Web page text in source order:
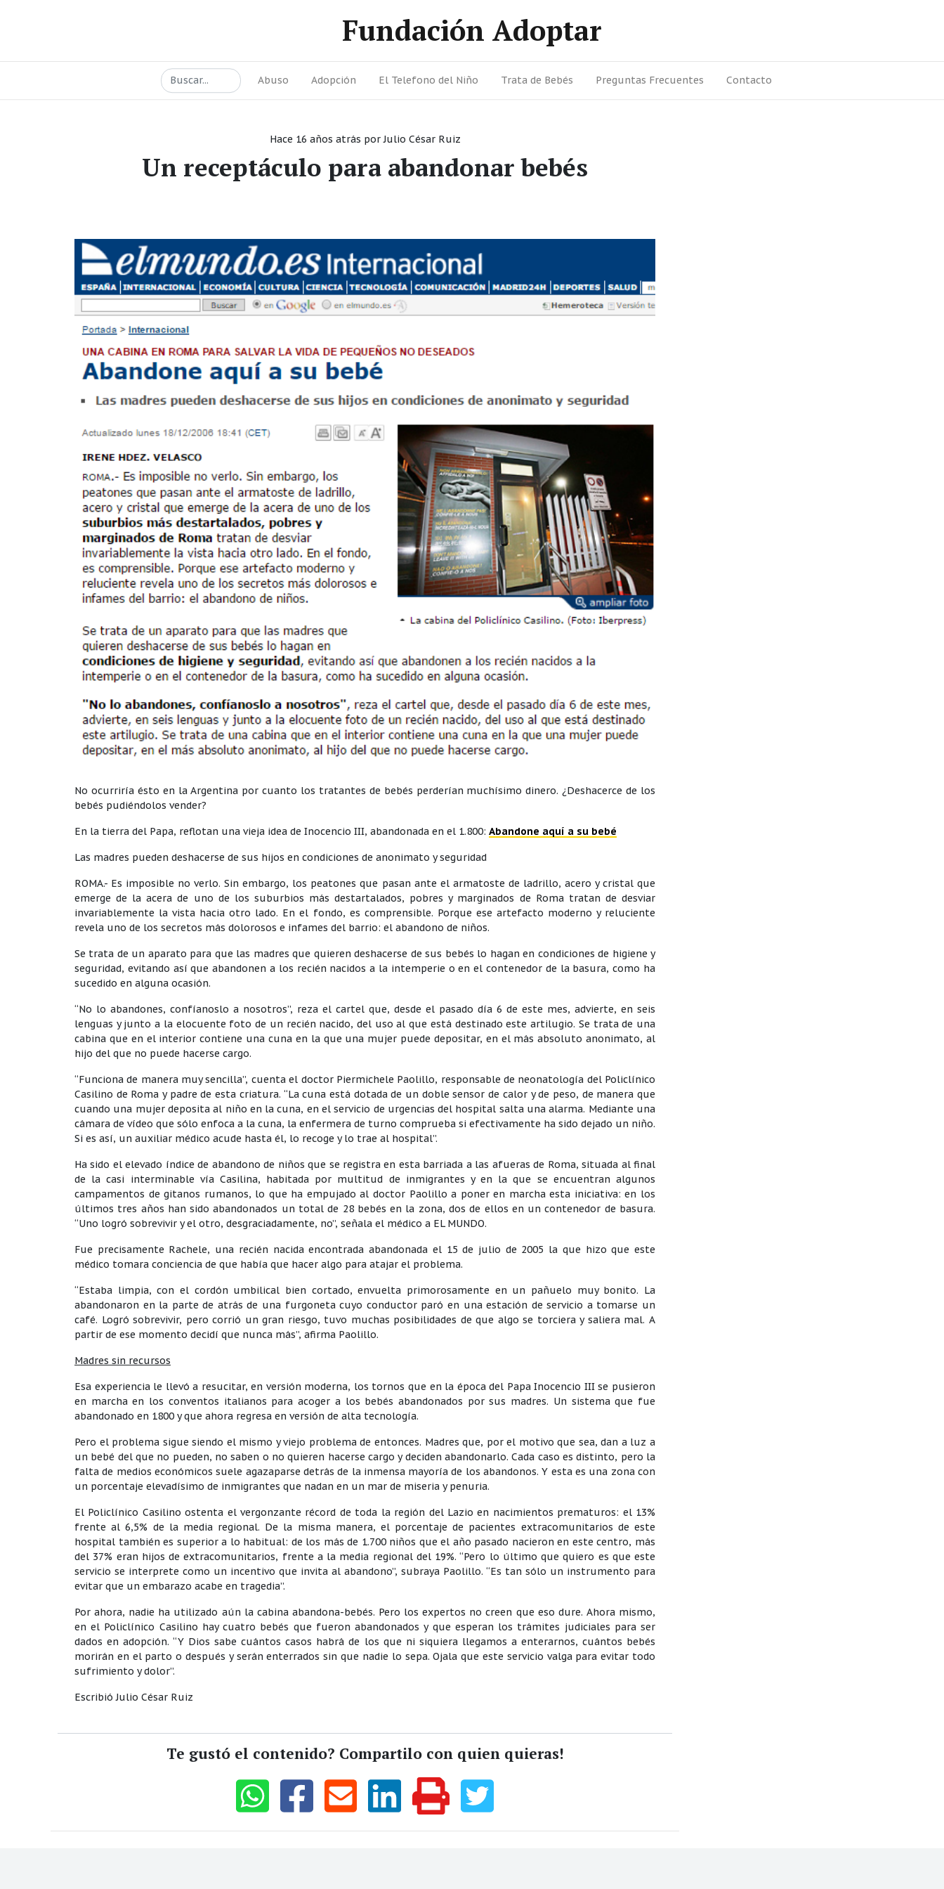
Fundación Adoptar
Abuso Adopción El Telefono del Niño Trata de Bebés Preguntas Frecuentes Contacto
Hace 16 años atrás porJulio César Ruiz
Un receptáculo para abandonar bebés
No ocurriría ésto en la Argentina por cuanto los tratantes de bebés perderían muchísimo dinero. ¿Deshacerce de los
bebés pudiéndolos vender?
En la tierra del Papa, reflotan una vieja idea de Inocencio III, abandonada en el 1.800: Abandone aquí a su bebé
Las madres pueden deshacerse de sus hijos en condiciones de anonimato y seguridad
ROMA.- Es imposible no verlo. Sin embargo, los peatones que pasan ante el armatoste de ladrillo, acero y cristal que
emerge de la acera de uno de los suburbios más destartalados, pobres y marginados de Roma tratan de desviar
invariablemente la vista hacia otro lado. En el fondo, es comprensible. Porque ese artefacto moderno y reluciente
revela uno de los secretos más dolorosos e infames del barrio: el abandono de niños.
Se trata de un aparato para que las madres que quieren deshacerse de sus bebés lo hagan en condiciones de higiene y
seguridad, evitando así que abandonen a los recién nacidos a la intemperie o en el contenedor de la basura, como ha
sucedido en alguna ocasión.
“No lo abandones, confíanoslo a nosotros”, reza el cartel que, desde el pasado día 6 de este mes, advierte, en seis
lenguas y junto a la elocuente foto de un recién nacido, del uso al que está destinado este artilugio. Se trata de una
cabina que en el interior contiene una cuna en la que una mujer puede depositar, en el más absoluto anonimato, al
hijo del que no puede hacerse cargo.
“Funciona de manera muy sencilla”, cuenta el doctor Piermichele Paolillo, responsable de neonatología del Policlínico
Casilino de Roma y padre de esta criatura. “La cuna está dotada de un doble sensor de calor y de peso, de manera que
cuando una mujer deposita al niño en la cuna, en el servicio de urgencias del hospital salta una alarma. Mediante una
cámara de vídeo que sólo enfoca a la cuna, la enfermera de turno comprueba si efectivamente ha sido dejado un niño.
Si es así, un auxiliar médico acude hasta él, lo recoge y lo trae al hospital”.
Ha sido el elevado índice de abandono de niños que se registra en esta barriada a las afueras de Roma, situada al final
de la casi interminable vía Casilina, habitada por multitud de inmigrantes y en la que se encuentran algunos
campamentos de gitanos rumanos, lo que ha empujado al doctor Paolillo a poner en marcha esta iniciativa: en los
últimos tres años han sido abandonados un total de 28 bebés en la zona, dos de ellos en un contenedor de basura.
“Uno logró sobrevivir y el otro, desgraciadamente, no”, señala el médico a EL MUNDO.
Fue precisamente Rachele, una recién nacida encontrada abandonada el 15 de julio de 2005 la que hizo que este
médico tomara conciencia de que había que hacer algo para atajar el problema.
“Estaba limpia, con el cordón umbilical bien cortado, envuelta primorosamente en un pañuelo muy bonito. La
abandonaron en la parte de atrás de una furgoneta cuyo conductor paró en una estación de servicio a tomarse un
café. Logró sobrevivir, pero corrió un gran riesgo, tuvo muchas posibilidades de que algo se torciera y saliera mal. A
partir de ese momento decidí que nunca más”, afirma Paolillo.
Madres sin recursos
Esa experiencia le llevó a resucitar, en versión moderna, los tornos que en la época del Papa Inocencio III se pusieron
en marcha en los conventos italianos para acoger a los bebés abandonados por sus madres. Un sistema que fue
abandonado en 1800 y que ahora regresa en versión de alta tecnología.
Pero el problema sigue siendo el mismo y viejo problema de entonces. Madres que, por el motivo que sea, dan a luz a
un bebé del que no pueden, no saben o no quieren hacerse cargo y deciden abandonarlo. Cada caso es distinto, pero la
falta de medios económicos suele agazaparse detrás de la inmensa mayoría de los abandonos. Y esta es una zona con
un porcentaje elevadísimo de inmigrantes que nadan en un mar de miseria y penuria.
El Policlínico Casilino ostenta el vergonzante récord de toda la región del Lazio en nacimientos prematuros: el 13%
frente al 6,5% de la media regional. De la misma manera, el porcentaje de pacientes extracomunitarios de este
hospital también es superior a lo habitual: de los más de 1.700 niños que el año pasado nacieron en este centro, más
del 37% eran hijos de extracomunitarios, frente a la media regional del 19%. “Pero lo último que quiero es que este
servicio se interprete como un incentivo que invita al abandono”, subraya Paolillo. “Es tan sólo un instrumento para
evitar que un embarazo acabe en tragedia”.
Por ahora, nadie ha utilizado aún la cabina abandona-bebés. Pero los expertos no creen que eso dure. Ahora mismo,
en el Policlínico Casilino hay cuatro bebés que fueron abandonados y que esperan los trámites judiciales para ser
dados en adopción. “Y Dios sabe cuántos casos habrá de los que ni siquiera llegamos a enterarnos, cuántos bebés
morirán en el parto o después y serán enterrados sin que nadie lo sepa. Ojala que este servicio valga para evitar todo
sufrimiento y dolor”.
Escribió Julio César Ruiz
Te gustó el contenido? Compartilo con quien quieras!